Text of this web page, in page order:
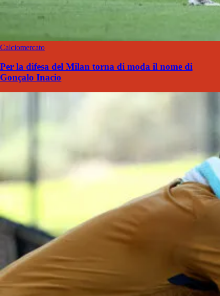
Calciomercato
Per la difesa del Milan torna di moda il nome di
Gonçalo Inacio